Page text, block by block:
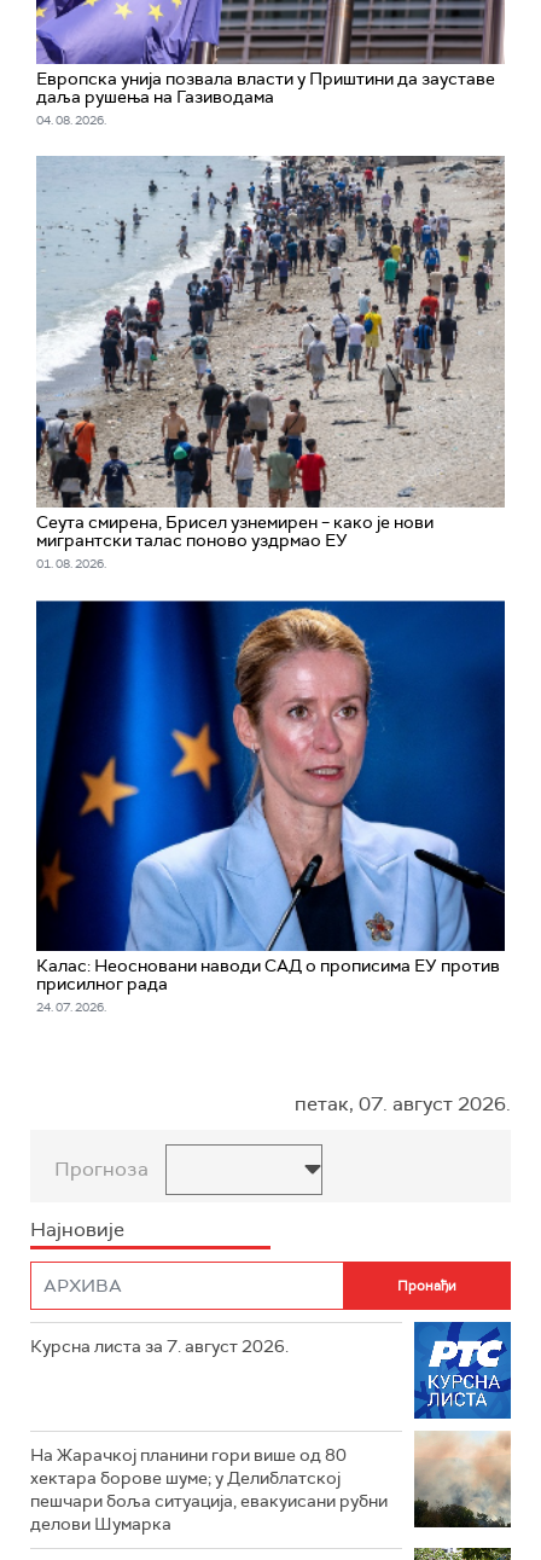
Европска унија позвала власти у Приштини да зауставе
даља рушења на Газиводама
04. 08. 2026.
Сеута смирена, Брисел узнемирен – како је нови
мигрантски талас поново уздрмао ЕУ
01. 08. 2026.
Калас: Неосновани наводи САД о прописима ЕУ против
присилног рада
24. 07. 2026.
петак, 07. август 2026.
Прогноза
Најновије
Курсна листа за 7. август 2026.
На Жарачкој планини гори више од 80
хектара борове шуме; у Делиблатској
пешчари боља ситуација, евакуисани рубни
делови Шумарка